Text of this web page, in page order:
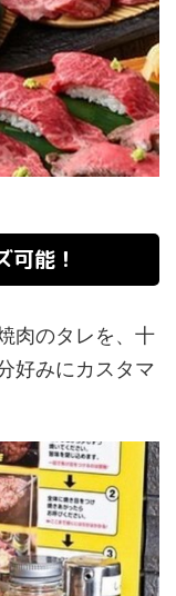
能！
肉のタレを、十
好みにカスタマ